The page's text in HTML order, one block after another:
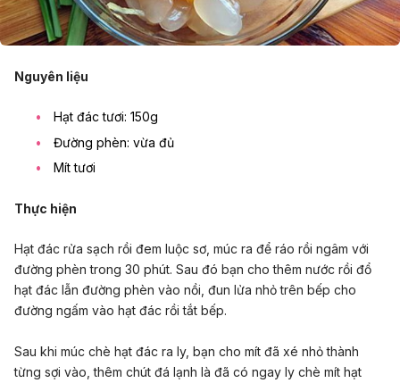
Nguyên liệu
Hạt đác tươi: 150g
Đường phèn: vừa đủ
Mít tươi
Thực hiện
Hạt đác rửa sạch rồi đem luộc sơ, múc ra để ráo rồi ngâm với
đường phèn trong 30 phút. Sau đó bạn cho thêm nước rồi đổ
hạt đác lẫn đường phèn vào nồi, đun lửa nhỏ trên bếp cho
đường ngấm vào hạt đác rồi tắt bếp.
Sau khi múc chè hạt đác ra ly, bạn cho mít đã xé nhỏ thành
từng sợi vào, thêm chút đá lạnh là đã có ngay ly chè mít hạt